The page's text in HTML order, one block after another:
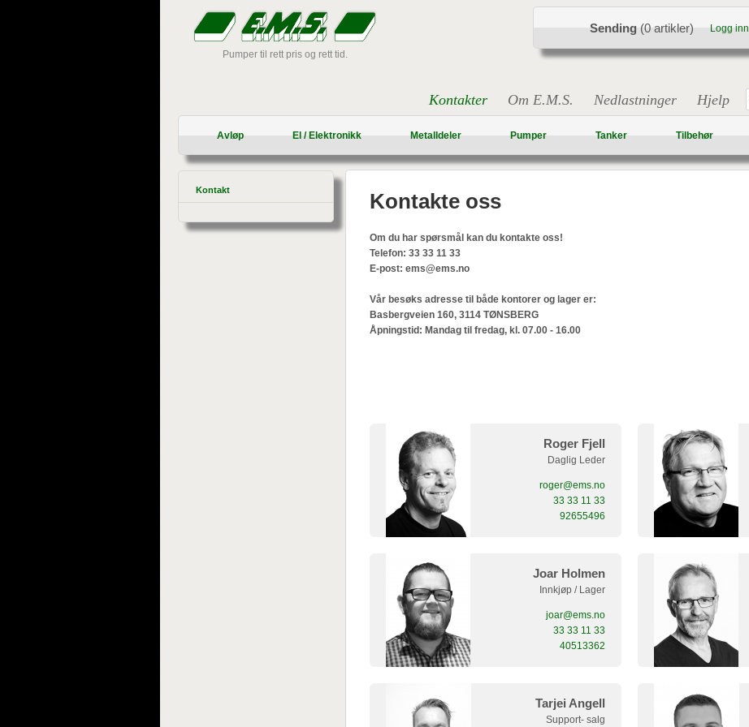
Pumper til rett pris og rett tid.
Sending (0 artikler) Logg inn
Kontakter Om E.M.S. Nedlastninger Hjelp
Avløp El / Elektronikk Metalldeler Pumper Tanker Tilbehør
Kontakt Kontakte oss
Om du har spørsmål kan du kontakte oss!
Telefon: 33 33 11 33
E-post: ems@ems.no
Vår besøks adresse til både kontorer og lager er:
Basbergveien 160, 3114 TØNSBERG
Åpningstid: Mandag til fredag, kl. 07.00 - 16.00
Roger Fjell
Daglig Leder
roger@ems.no
33 33 11 33
92655496
Joar Holmen
Innkjøp / Lager
joar@ems.no
33 33 11 33
40513362
Tarjei Angell
Support- salg